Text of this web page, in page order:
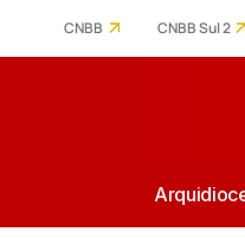
CNBB CNBB Sul 2